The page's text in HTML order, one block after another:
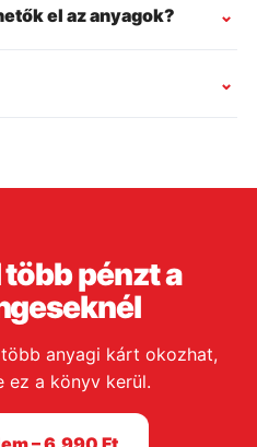
el az anyagok?
több pénzt a
anyagi kárt okozhat,
ez a könyv kerül.